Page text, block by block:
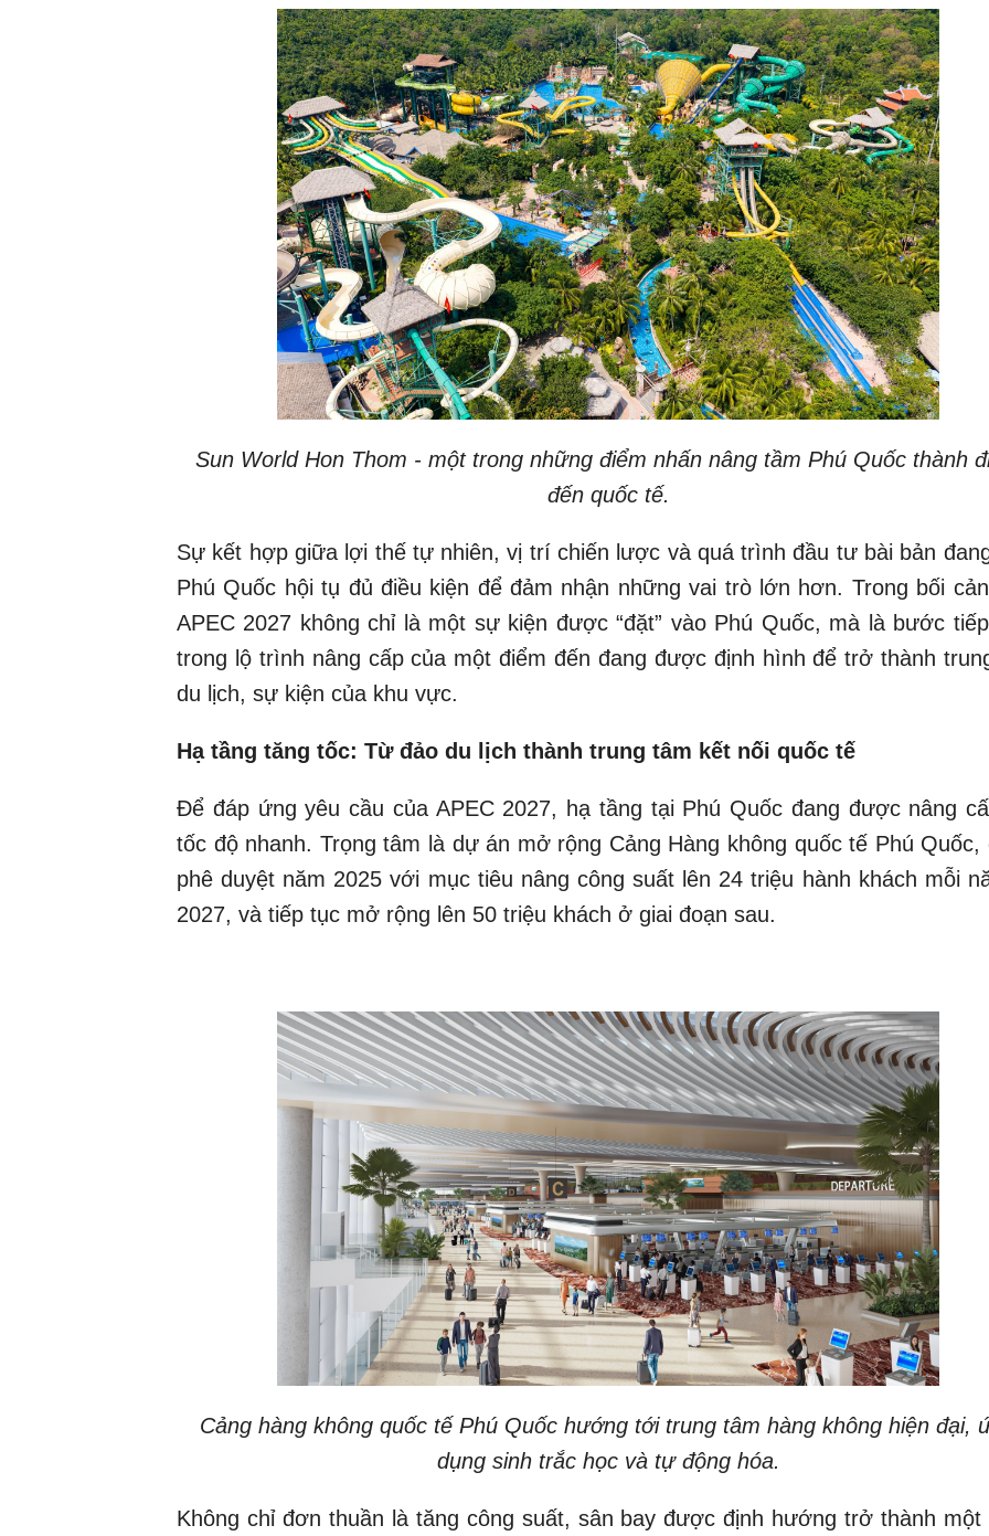
Sun World Hon Thom - một trong những điểm nhấn nâng tầm Phú Quốc thành
đến quốc tế.
Sự kết hợp giữa lợi thế tự nhiên, vị trí chiến lược và quá trình đầu tư bài bản
Phú Quốc hội tụ đủ điều kiện để đảm nhận những vai trò lớn hơn. Trong bối
APEC 2027 không chỉ là một sự kiện được “đặt” vào Phú Quốc, mà là bước
trong lộ trình nâng cấp của một điểm đến đang được định hình để trở thành
du lịch, sự kiện của khu vực.
Hạ tầng tăng tốc: Từ đảo du lịch thành trung tâm kết nối quốc tế
Để đáp ứng yêu cầu của APEC 2027, hạ tầng tại Phú Quốc đang được nâng
tốc độ nhanh. Trọng tâm là dự án mở rộng Cảng Hàng không quốc tế Phú
phê duyệt năm 2025 với mục tiêu nâng công suất lên 24 triệu hành khách mỗi
2027, và tiếp tục mở rộng lên 50 triệu khách ở giai đoạn sau.
Cảng hàng không quốc tế Phú Quốc hướng tới trung tâm hàng không hiện đại,
dụng sinh trắc học và tự động hóa.
Không chỉ đơn thuần là tăng công suất, sân bay được định hướng trở thành một